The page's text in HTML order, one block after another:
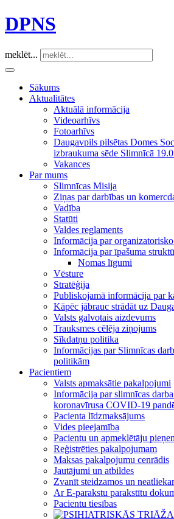
DPNS
meklēt...
Sākums
Aktualitātes
Aktuālā informācija
Videoarhīvs
Fotoarhīvs
Daugavpils pilsētas Domes
izbraukuma sēde Slimnīcā
Vakances
Par mums
Slimnīcas Misija
Ziņas par darbības un
Vadība
Statūti
Valdes reglaments
Informācija par
Informācija par īpašuma
Nomas līgumi
Vēsture
Stratēģija
Publiskojamā informācija par
Kāpēc jābrauc strādāt uz
Valsts galvotais aizdevums
Trauksmes cēlēja ziņojums
Sīkdatņu politika
Informācijas par Slimnīcas
politikām
Pacientiem
Valsts apmaksātie pakalpojumi
Informācija par slimnīcas
koronavīrusa COVID-19
Pacienta līdzmaksājums
Vides pieejamība
Pacientu un apmeklētāju
Reģistrēties pakalpojumam
Maksas pakalpojumu cenrādis
Jautājumi un atbildes
Zvanīt steidzamos un
Ar E-parakstu parakstītu
Pacientu tiesības